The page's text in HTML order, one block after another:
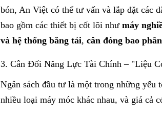
bón, An Việt có thể tư vấn và lắp đặt các
bao gồm các thiết bị cốt lõi như máy
và hệ thống băng tải, cân đóng bao
3. Cân Đối Năng Lực Tài Chính – "Liệu
Ngân sách đầu tư là một trong những yếu
nhiều loại máy móc khác nhau, và giá cả